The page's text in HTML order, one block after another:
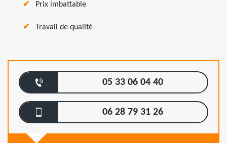
Prix imbattable
Travail de qualité
05 33 06 04 40
06 28 79 31 26